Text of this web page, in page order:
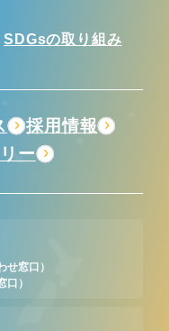
せ窓口）
口）
SDGsの取り組み
採用情報
ー